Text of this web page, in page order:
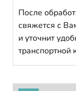
После
свяжется с
и уточнит
транспортной